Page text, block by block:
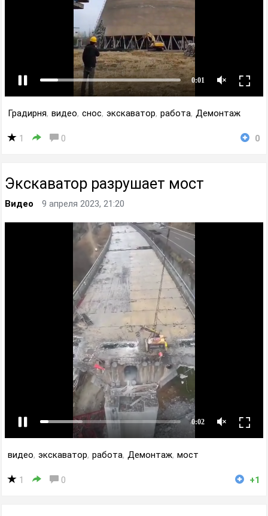
Градирня, видео, снос, экскаватор, работа, Демонтаж
1 0 0
Экскаватор разрушает мост
Видео 9 апреля 2023, 21:20
видео, экскаватор, работа, Демонтаж, мост
1 0 +1